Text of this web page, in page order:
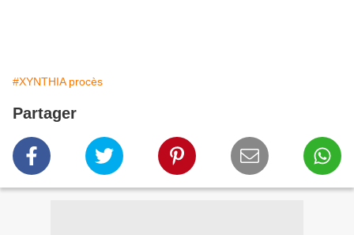
#XYNTHIA procès
Partager